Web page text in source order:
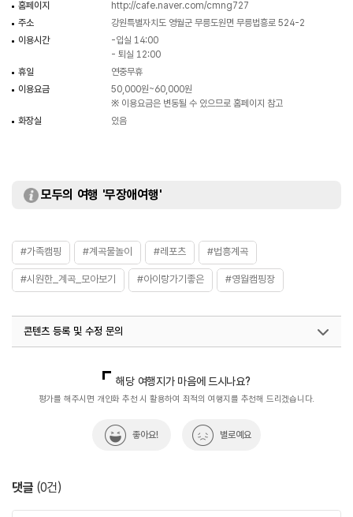
홈페이지
http://cafe.naver.com/cmng727
주소
강원특별자치도 영월군 무릉도원면 무릉법흥로 524-2
이용시간
-입실 14:00
- 퇴실 12:00
휴일
연중무휴
이용요금
50,000원~60,000원
※ 이용요금은 변동될 수 있으므로 홈페이지 참고
화장실
있음
모두의 여행 '무장애여행'
#가족캠핑 #계곡물놀이 #레포츠 #법흥계곡
#시원한_계곡_모아보기 #아이랑가기좋은 #영월캠핑장
콘텐츠 등록 및 수정 문의
해당 여행지가 마음에 드시나요?
평가를 해주시면 개인화 추천 시 활용하여 최적의 여행지를 추천해 드리겠습니다.
좋아요! 별로예요
댓글 (0건)